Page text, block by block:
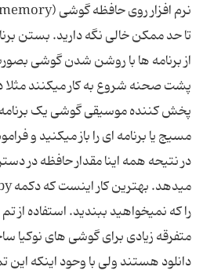
تا حد ممکن خالی نگه دارید. بستن
از برنامه ها با روشن شدن گوشی
پخش کننده موسیقی گوشی یک برنامه
مسیج یا برنامه ای را باز میکنید و
در نتیحه همه اینا مقدار حافظه در
را که نمیخواهید ببندید. استفاده
متفرقه زیادی برای گوشی های نوکیا
دانلود هستند ولی با وحود اینکه